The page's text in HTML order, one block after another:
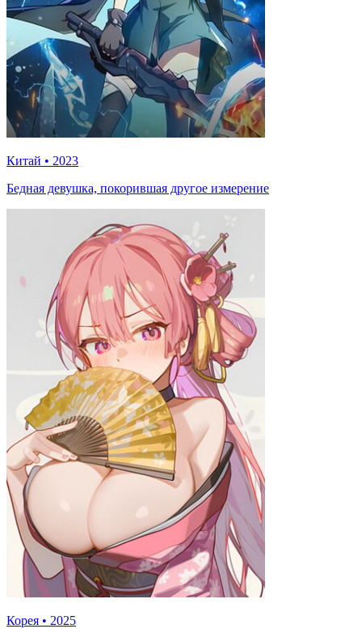
Китай • 2023
Бедная девушка, покорившая другое измерение
Корея • 2025